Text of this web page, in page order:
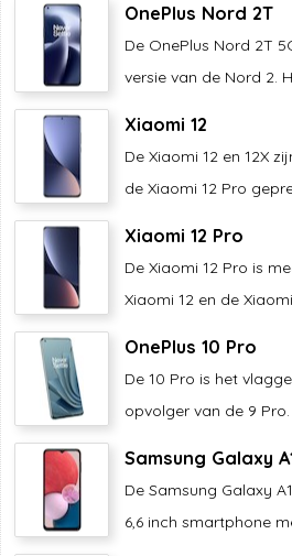
OnePlus Nord 2T
De OnePlus Nord 2T
versie van de Nord 2.
Xiaomi 12
De Xiaomi 12 en 12X
de Xiaomi 12 Pro
Xiaomi 12 Pro
De Xiaomi 12 Pro is
Xiaomi 12 en de
OnePlus 10 Pro
De 10 Pro is het
opvolger van de 9
Samsung Galaxy
De Samsung Galaxy
6,6 inch smartphone